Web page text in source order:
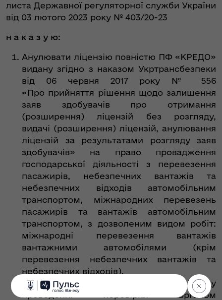
листа Державної регуляторної служби України
від 03 лютого 2023 року № 403/20-23
н а к а з у ю:
Анулювати ліцензію повністю ПФ «КРЕДО»
видану згідно з наказом Укртрансбезпеки
від 06 червня 2017 року № 556
«Про прийняття рішення щодо залишення
заяв здобувачів про отримання
(розширення) ліцензій без розгляду,
видачі (розширення) ліцензій, анулювання
ліцензій за результатами розгляду заяв
здобувачів» на право провадження
господарської діяльності з перевезення
пасажирів, небезпечних вантажів та
небезпечних відходів автомобільним
транспортом, міжнародних перевезень
пасажирів та вантажів автомобільним
транспортом, з дозволеним видом робіт:
міжнародні перевезення вантажів
вантажними автомобілями (крім
перевезення небезпечних вантажів та
небезпечних відходів).
Підстава: Акт про відмову ліцензіата у
проведенні перевірки органом